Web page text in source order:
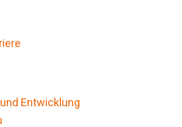
Entwicklung